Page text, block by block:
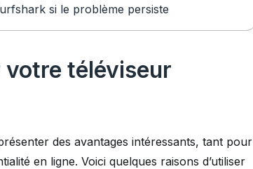
si le problème persiste
votre téléviseur
des avantages intéressants, tant pour
en ligne. Voici quelques raisons d’utiliser